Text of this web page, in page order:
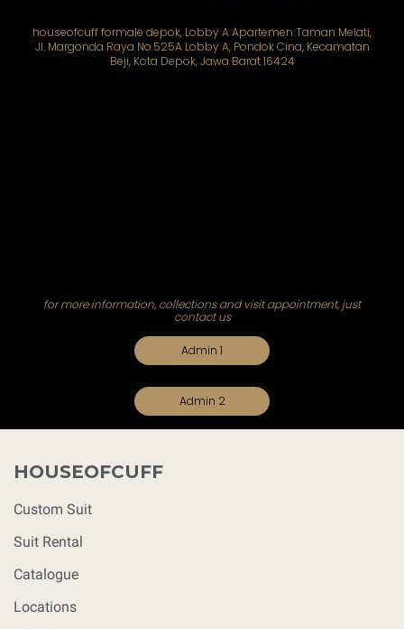
houseofcuff formale depok, Lobby A Apartemen Taman Melati,
Jl. Margonda Raya No.525A Lobby A, Pondok Cina, Kecamatan
Beji, Kota Depok, Jawa Barat 16424
for more information, collections and visit appointment, just
contact us
Admin 1
Admin 2
HOUSEOFCUFF
Custom Suit
Suit Rental
Catalogue
Locations